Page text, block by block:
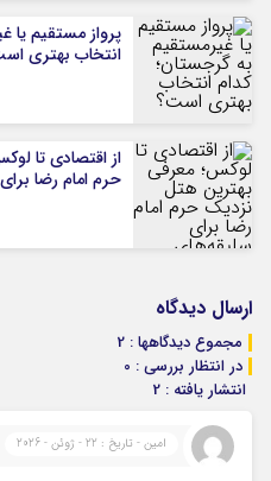
پرواز مستقیم یا
انتخاب بهتری
از اقتصادی تا
حرم امام رضا
ارسال دیدگاه
مجموع دیدگاهها : 2
در انتظار بررسی : 0
انتشار یافته : 2
امین - تاریخ : 22 - ژوئن - 2026